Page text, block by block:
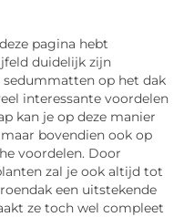
pagina hebt
duidelijk zijn
op het dak
interessante voordelen
kan je op deze manier
bovendien ook op
voordelen. Door
zal je ook altijd tot
een uitstekende
ze toch wel compleet